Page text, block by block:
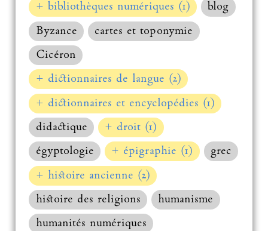
+ bibliothèques numériques (1)
blog
Byzance
cartes et toponymie
Cicéron
+ dictionnaires de langue (2)
+ dictionnaires et encyclopédies (1)
didactique
+ droit (1)
égyptologie
+ épigraphie (1)
grec
+ histoire ancienne (2)
histoire des religions
humanisme
humanités numériques